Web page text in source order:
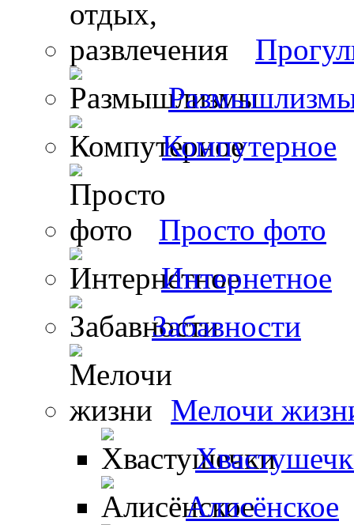
Компутерное
Просто фото
Интернетное
Забавности
Мелочи
Алисёнское